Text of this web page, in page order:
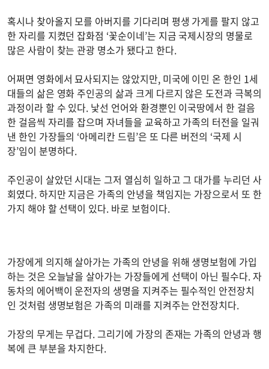
혹시나 찾아올지 모를 아버지를 기다리며 평생 가게를 팔지 않고
한 자리를 지켰던 잡화점 ‘꽃순이네’는 지금 국제시장의 명물로
많은 사람이 찾는 관광 명소가 됐다고 한다.
어쩌면 영화에서 묘사되지는 않았지만, 미국에 이민 온 한인 1세
대들의 삶은 영화 주인공의 삶과 크게 다르지 않은 도전과 극복의
과정이라 할 수 있다. 낯선 언어와 환경뿐인 이국땅에서 한 걸음
한 걸음씩 자리를 잡으며 자녀들을 교육하고 가족의 터전을 일궈
낸 한인 가장들의 ‘아메리칸 드림’은 또 다른 버전의 ‘국제 시
장’임이 분명하다.
주인공이 살았던 시대는 그저 열심히 일하고 그 대가를 누리던 사
회였다. 하지만 지금은 가족의 안녕을 책임지는 가장으로서 또 한
가지 해야 할 선택이 있다. 바로 보험이다.
가장에게 의지해 살아가는 가족의 안녕을 위해 생명보험에 가입
하는 것은 오늘날을 살아가는 가장들에게 선택이 아닌 필수다. 자
동차의 에어백이 운전자의 생명을 지켜주는 필수적인 안전장치
인 것처럼 생명보험은 가족의 미래를 지켜주는 안전장치다.
가장의 무게는 무겁다. 그리기에 가장의 존재는 가족의 안녕과 행
복에 큰 부분을 차지한다.